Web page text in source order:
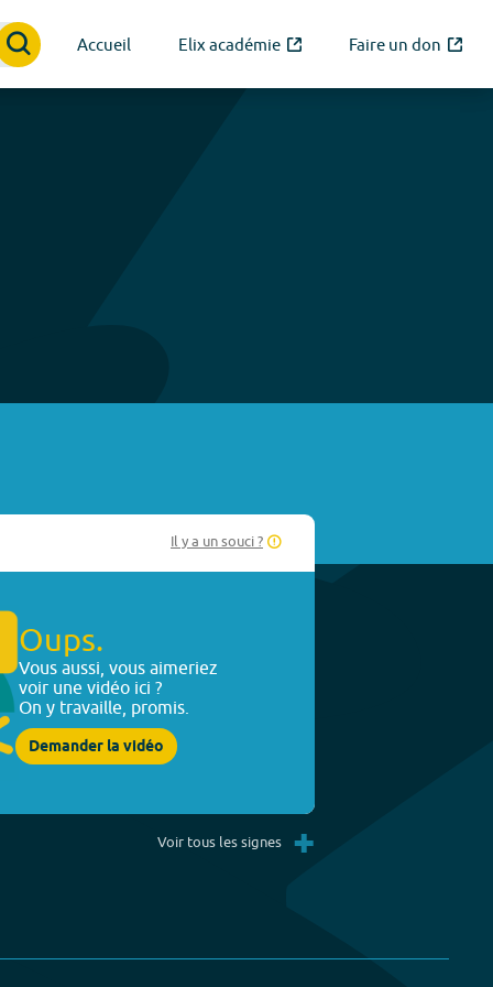
Accueil Elix académie Faire un don
Il y a un souci ?
Oups.
Vous aussi, vous aimeriez
voir une vidéo ici ?
On y travaille, promis.
Demander la vidéo
Voir tous les signes +